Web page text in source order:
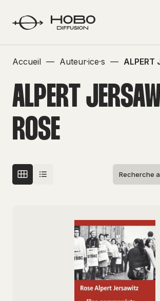
Accueil — Auteur·ice·s — ALPERT
ALPERT
ROSE
Recherche